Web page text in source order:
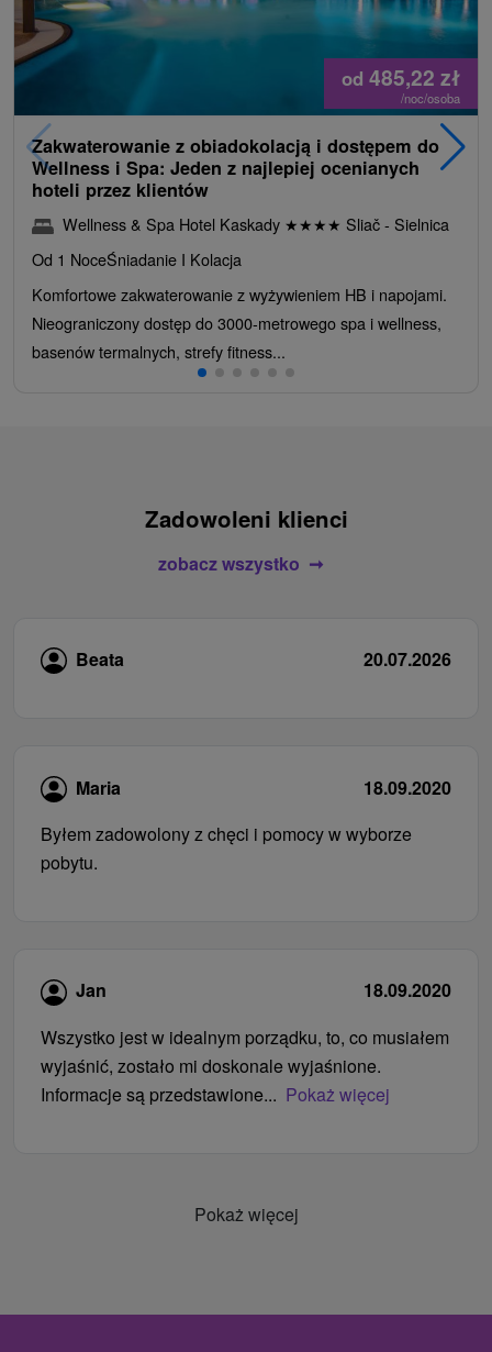
od 485,22 zł
/noc/osoba
Zakwaterowanie z obiadokolacją i dostępem do
Wellness i Spa: Jeden z najlepiej ocenianych
hoteli przez klientów
Wellness & Spa Hotel Kaskady ★★★★ Sliač - Sielnica
Od 1 NoceŚniadanie I Kolacja
Komfortowe zakwaterowanie z wyżywieniem HB i napojami.
Nieograniczony dostęp do 3000-metrowego spa i wellness,
basenów termalnych, strefy fitness...
Zadowoleni klienci
zobacz wszystko
Beata 20.07.2026
Maria
18.09.2020
Byłem zadowolony z chęci i pomocy w wyborze
pobytu.
Jan
18.09.2020
Wszystko jest w idealnym porządku, to, co musiałem
wyjaśnić, zostało mi doskonale wyjaśnione.
Informacje są przedstawione... Pokaż więcej
Pokaż więcej